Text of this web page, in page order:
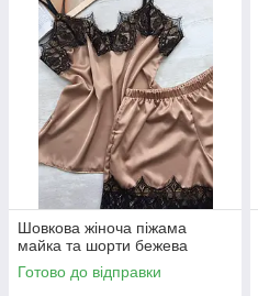
Шовкова жіноча піжама
майка та шорти бежева
Готово до відправки